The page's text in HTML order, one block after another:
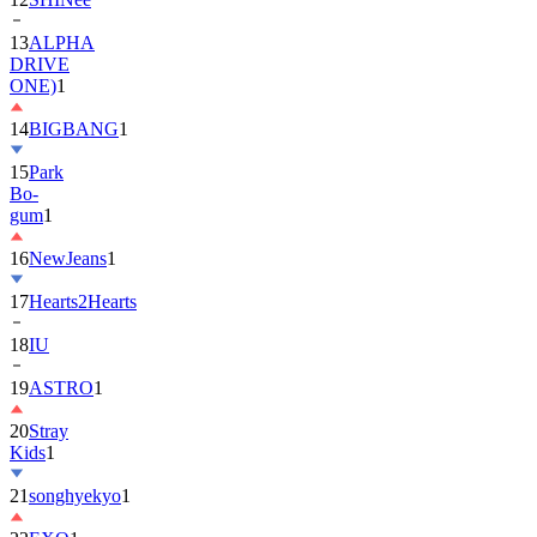
13ALPHA
DRIVE
ONE)1
14BIGBANG1
15Park
Bo-
gum1
16NewJeans1
17Hearts2Hearts
18IU
19ASTRO1
20Stray
Kids1
21songhyekyo1